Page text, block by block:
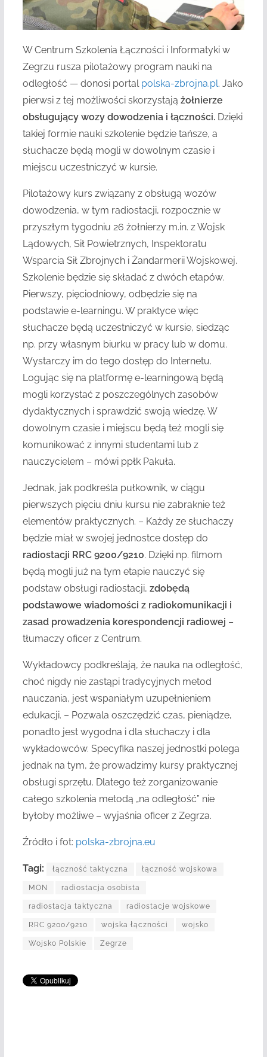
W Centrum Szkolenia Łączności i Informatyki w
Zegrzu rusza pilotażowy program nauki na
odległość — donosi portal polska-zbrojna.pl. Jako
pierwsi z tej możliwości skorzystają żołnierze
obsługujący wozy dowodzenia i łączności.Dzięki
takiej formie nauki szkolenie będzie tańsze, a
słuchacze będą mogli w dowolnym czasie i
miejscu uczestniczyć w kursie.
Pilotażowy kurs związany z obsługą wozów
dowodzenia, w tym radiostacji, rozpocznie w
przyszłym tygodniu 26 żołnierzy m.in. z Wojsk
Lądowych, Sił Powietrznych, Inspektoratu
Wsparcia Sił Zbrojnych i Żandarmerii Wojskowej.
Szkolenie będzie się składać z dwóch etapów.
Pierwszy, pięciodniowy, odbędzie się na
podstawie e-learningu. W praktyce więc
słuchacze będą uczestniczyć w kursie, siedząc
np. przy własnym biurku w pracy lub w domu.
Wystarczy im do tego dostęp do Internetu.
Logując się na platformę e-learningową będą
mogli korzystać z poszczególnych zasobów
dydaktycznych i sprawdzić swoją wiedzę. W
dowolnym czasie i miejscu będą też mogli się
komunikować z innymi studentami lub z
nauczycielem – mówi ppłk Pakuła.
Jednak, jak podkreśla pułkownik, w ciągu
pierwszych pięciu dniu kursu nie zabraknie też
elementów praktycznych. – Każdy ze słuchaczy
będzie miał w swojej jednostce dostęp do
radiostacji RRC 9200/9210. Dzięki np. filmom
będą mogli już na tym etapie nauczyć się
podstaw obsługi radiostacji, zdobędą
podstawowe wiadomości z radiokomunikacji i
zasad prowadzenia korespondencji radiowej –
tłumaczy oficer z Centrum.
Wykładowcy podkreślają, że nauka na odległość,
choć nigdy nie zastąpi tradycyjnych metod
nauczania, jest wspaniałym uzupełnieniem
edukacji. – Pozwala oszczędzić czas, pieniądze,
ponadto jest wygodna i dla słuchaczy i dla
wykładowców. Specyfika naszej jednostki polega
jednak na tym, że prowadzimy kursy praktycznej
obsługi sprzętu. Dlatego też zorganizowanie
całego szkolenia metodą „na odległość” nie
byłoby możliwe – wyjaśnia oficer z Zegrza.
Źródło i fot: polska-zbrojna.eu
Tagi: łączność taktyczna łączność wojskowa
MON radiostacja osobista
radiostacja taktyczna radiostacje wojskowe
RRC 9200/9210 wojska łączności wojsko
Wojsko Polskie Zegrze